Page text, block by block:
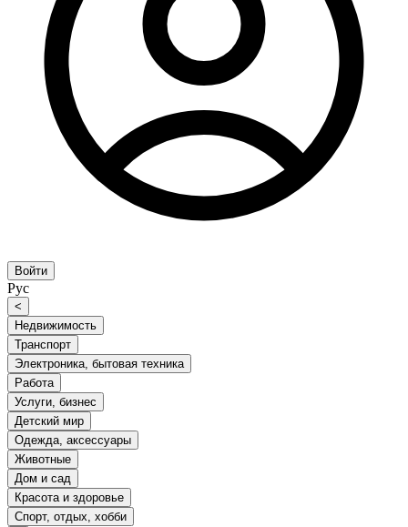
Войти
Рус
<
Недвижимость
Транспорт
Электроника, бытовая техника
Работа
Услуги, бизнес
Детский мир
Одежда, аксессуары
Животные
Дом и сад
Красота и здоровье
Спорт, отдых, хобби